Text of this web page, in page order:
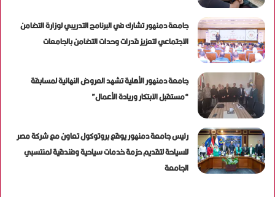
جامعة دمنهور تشارك في البرنامج التدريبي لوزارة التضامن
الاجتماعي لتعزيز قدرات وحدات التضامن بالجامعات
جامعة دمنهور الأهلية تشهد العروض النهائية لمسابقة
“مستقبل الابتكار وريادة الأعمال”
رئيس جامعة دمنهور يوقع بروتوكول تعاون مع شركة مصر
للسياحة لتقديم حزمة خدمات سياحية وفندقية لمنتسبي
الجامعة